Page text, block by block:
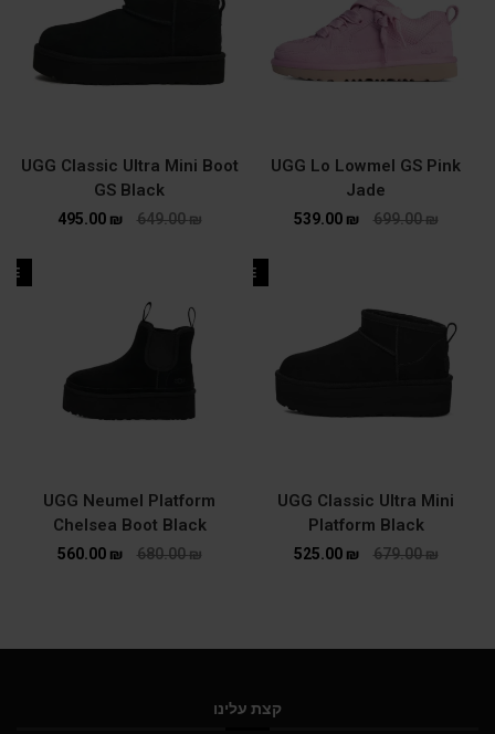
UGG Lo Lowmel GS Pink
Jade
699.00₪
539.00 ₪
UGG Classic Ultra Mini Boot
GS Black
649.00₪
495.00 ₪
SALE
UGG Classic Ultra Mini
Platform Black
679.00₪
525.00 ₪
UGG Neumel Platform
Chelsea Boot Black
680.00₪
560.00 ₪
קצת עלינו